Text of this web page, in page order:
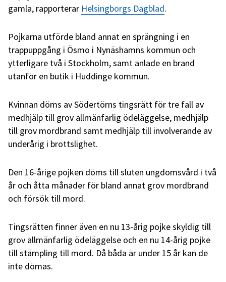
gamla, rapporterar Helsingborgs Dagblad.
Pojkarna utförde bland annat en sprängning i en
trappuppgång i Ösmo i Nynäshamns kommun och
ytterligare två i Stockholm, samt anlade en brand
utanför en butik i Huddinge kommun.
Kvinnan döms av Södertörns tingsrätt för tre fall av
medhjälp till grov allmänfarlig ödeläggelse, medhjälp
till grov mordbrand samt medhjälp till involverande av
underårig i brottslighet.
Den 16-årige pojken döms till sluten ungdomsvård i två
år och åtta månader för bland annat grov mordbrand
och försök till mord.
Tingsrätten finner även en nu 13-årig pojke skyldig till
grov allmänfarlig ödeläggelse och en nu 14-årig pojke
till stämpling till mord. Då båda är under 15 år kan de
inte dömas.